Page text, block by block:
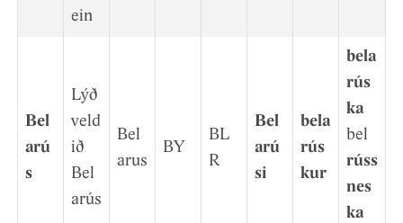
ein
Bel
arú
s
Lýð
veld
ið
Bel
arús
Bel
arus
BY
BL
R
Bel
arú
si
bela
rús
kur
bela
rús
ka
bel
rúss
nes
ka